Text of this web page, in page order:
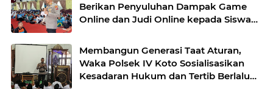
Berikan Penyuluhan Dampak Game
Online dan Judi Online kepada Siswa
Membangun Generasi Taat Aturan,
Waka Polsek IV Koto Sosialisasikan
Kesadaran Hukum dan Tertib Berlalu